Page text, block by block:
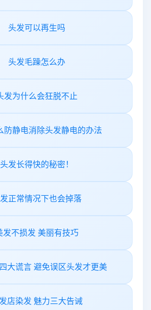
头发可以再生吗
头发毛躁怎么办
发为什么会狂脱不止
防静电消除头发静电的办法
头发长得快的秘密！
正常情况下也会掉落
发不损发 美丽有技巧
大谎言 避免误区头发才更美
店染发 魅力三大告诫